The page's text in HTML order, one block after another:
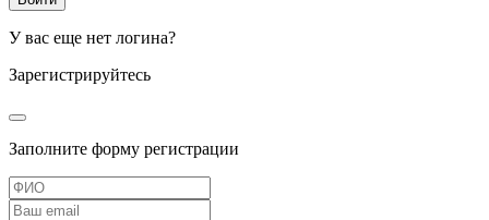
У вас еще нет логина?
Зарегистрируйтесь
Заполните форму регистрации